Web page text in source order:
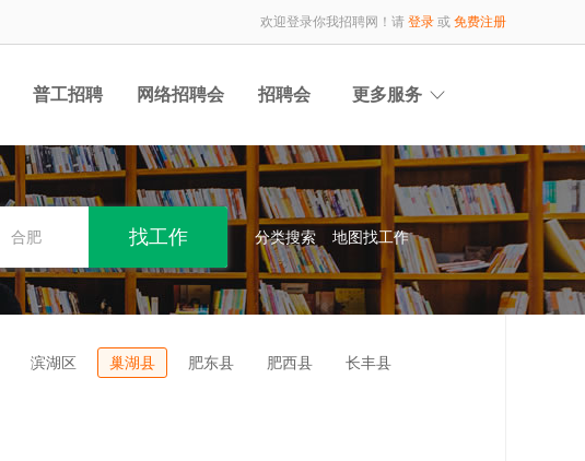
欢迎登录你我招聘网！请 登录 或 免费注册
普工招聘 网络招聘会 招聘会 更多服务
合肥 分类搜索 地图找工作
滨湖区 巢湖县 肥东县 肥西县 长丰县